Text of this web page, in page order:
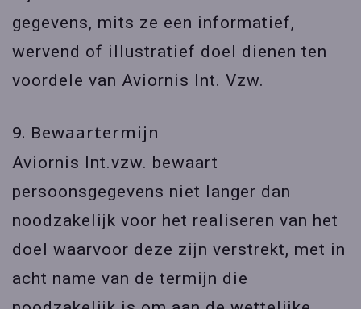
gegevens, mits ze een informatief,
wervend of illustratief doel dienen ten
voordele van Aviornis Int. Vzw.
9. Bewaartermijn
Aviornis Int.vzw. bewaart
persoonsgegevens niet langer dan
noodzakelijk voor het realiseren van het
doel waarvoor deze zijn verstrekt, met in
acht name van de termijn die